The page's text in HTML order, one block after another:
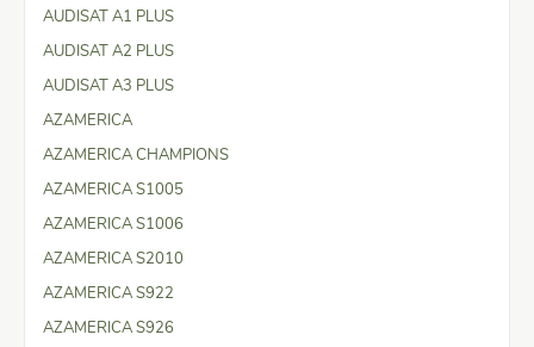
AUDISAT A1 PLUS
AUDISAT A2 PLUS
AUDISAT A3 PLUS
AZAMERICA
AZAMERICA CHAMPIONS
AZAMERICA S1005
AZAMERICA S1006
AZAMERICA S2010
AZAMERICA S922
AZAMERICA S926